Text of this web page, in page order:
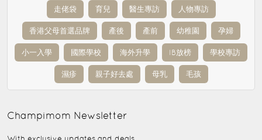
走佬袋 育兒 醫生專訪 人物專訪
香港父母首選品牌 產後 產前 幼稚園 孕婦
小一入學 國際學校 海外升學 IB放榜 學校專訪
濕疹 親子好去處 母乳 毛孩
Champimom Newsletter